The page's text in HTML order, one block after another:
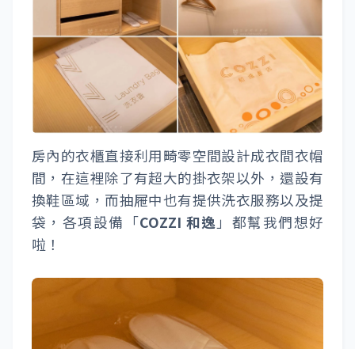
房內的衣櫃直接利用畸零空間設計成衣間衣帽
間，在這裡除了有超大的掛衣架以外，還設有
換鞋區域，而抽屜中也有提供洗衣服務以及提
袋，各項設備「COZZI 和逸 」都幫我們想好
啦！